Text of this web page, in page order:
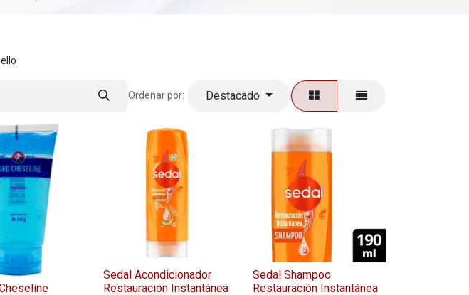
Ordenar por: Destacado
Sedal Acondicionador
Restauración Instantánea
Sedal Shampoo
Restauración Instantánea